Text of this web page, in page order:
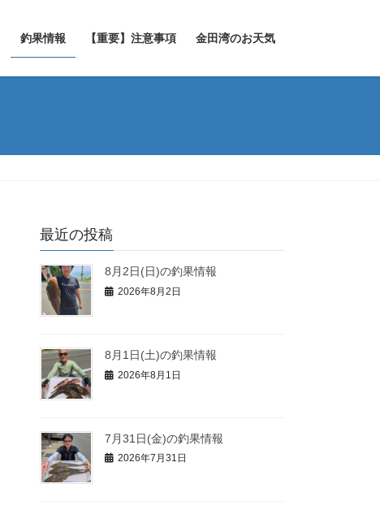
釣果情報 【重要】注意事項 金田湾のお天気
最近の投稿
8月2日(日)の釣果情報
2026年8月2日
8月1日(土)の釣果情報
2026年8月1日
7月31日(金)の釣果情報
2026年7月31日